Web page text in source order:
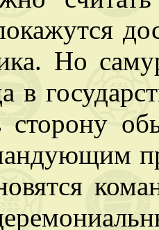
Но
в
сторону